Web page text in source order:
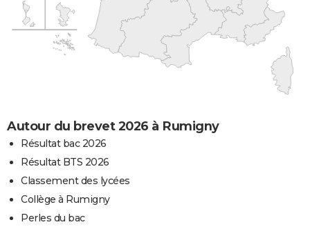
Autour du brevet 2026 à Rumigny
Résultat bac 2026
Résultat BTS 2026
Classement des lycées
Collège à Rumigny
Perles du bac